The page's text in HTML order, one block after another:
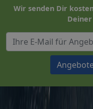
Wir senden Dir